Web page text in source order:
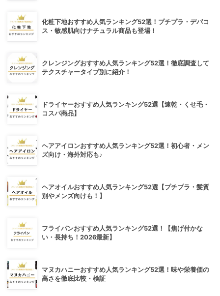
化粧下地おすすめ人気ランキング52選！プチプラ・デパコ
ス・敏感肌向けナチュラル商品も登場！
クレンジングおすすめ人気ランキング52選！徹底調査して
テクスチャータイプ別に紹介！
ドライヤーおすすめ人気ランキング52選【速乾・くせ毛・
コスパ商品】
ヘアアイロンおすすめ人気ランキング52選！初心者・メン
ズ向け・海外対応も♪
ヘアオイルおすすめ人気ランキング52選【プチプラ・髪質
別やメンズ向けも！】
フライパンおすすめ人気ランキング52選！【焦げ付かな
い・長持ち！2026最新】
マヌカハニーおすすめ人気ランキング52選！味や栄養価の
高さを徹底比較・検証